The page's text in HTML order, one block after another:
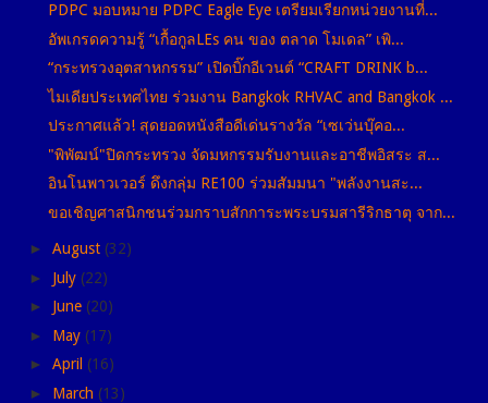
PDPC มอบหมาย PDPC Eagle Eye เตรียมเรียกหน่วยงานที่...
อัพเกรดความรู้ “เกื้อกูลLEs คน ของ ตลาด โมเดล” เพิ...
“กระทรวงอุตสาหกรรม” เปิดบิ๊กอีเวนต์ “CRAFT DRINK b...
ไมเดียประเทศไทย ร่วมงาน Bangkok RHVAC and Bangkok ...
ประกาศแล้ว! สุดยอดหนังสือดีเด่นรางวัล “เซเว่นบุ๊คอ...
"พิพัฒน์"ปิดกระทรวง จัดมหกรรมรับงานและอาชีพอิสระ ส...
อินโนพาวเวอร์ ดึงกลุ่ม RE100 ร่วมสัมมนา "พลังงานสะ...
ขอเชิญศาสนิกชนร่วมกราบสักการะพระบรมสารีริกธาตุ จาก...
► August (32)
► July (22)
► June (20)
► May (17)
► April (16)
► March (13)